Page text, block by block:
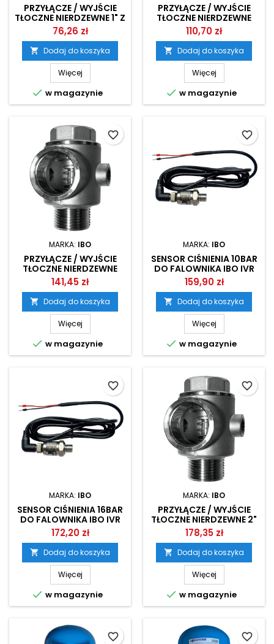
PRZYŁĄCZE / WYJŚCIE
TŁOCZNE NIERDZEWNE 1" Z
ZAWOREM ZWROTNYM
IBO
76,26 zł
 Dodaj do koszyka
Więcej
 w magazynie
PRZYŁĄCZE / WYJŚCIE
TŁOCZNE NIERDZEWNE
1.1/4" Z ZAWOREM
ZWROTNYM IBO
110,70 zł
 Dodaj do koszyka
Więcej
 w magazynie
MARKA: IBO
PRZYŁĄCZE / WYJŚCIE
TŁOCZNE NIERDZEWNE
1.1/2" Z ZAWOREM
ZWROTNYM IBO
141,45 zł
 Dodaj do koszyka
Więcej
 w magazynie
favorite_border
MARKA: IBO
SENSOR CIŚNIENIA 10BAR
DO FALOWNIKA IBO IVR
9/10, IPRO IVR 11,
OMNIGENA FPC/PCF, IMF
EASY/EASY 2...
159,90 zł
 Dodaj do koszyka
Więcej
 w magazynie
favorite_border
MARKA: IBO
SENSOR CIŚNIENIA 16BAR
DO FALOWNIKA IBO IVR
9/10, IPRO IVR 11,
OMNIGENA FPC/PCF, IMF
EASY/EASY 2...
172,20 zł
 Dodaj do koszyka
Więcej
 w magazynie
favorite_border
MARKA: IBO
PRZYŁĄCZE / WYJŚCIE
TŁOCZNE NIERDZEWNE 2"
Z ZAWOREM ZWROTNYM
IBO
178,35 zł
 Dodaj do koszyka
Więcej
 w magazynie
favorite_border
favorite_border favorite_border